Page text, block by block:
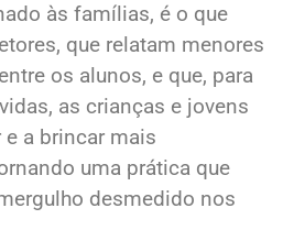
às famílias, é o que
que relatam menores
os alunos, e que, para
as crianças e jovens
a brincar mais
uma prática que
desmedido nos